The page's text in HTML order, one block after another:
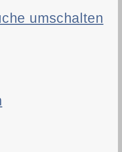
umschalten